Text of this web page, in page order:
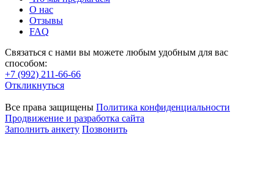
О нас
Отзывы
FAQ
Связаться с нами вы можете любым удобным для вас
способом:
+7 (992) 211-66-66
Откликнуться
Все права защищены Политика конфиденциальности
Продвижение и разработка сайта
Заполнить анкету Позвонить